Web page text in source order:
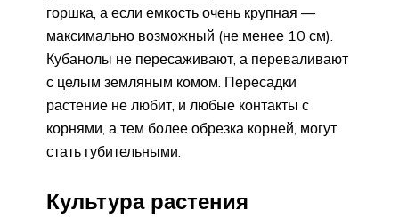
горшка, а если емкость очень крупная —
максимально возможный (не менее 10 см).
Кубанолы не пересаживают, а переваливают
с целым земляным комом. Пересадки
растение не любит, и любые контакты с
корнями, а тем более обрезка корней, могут
стать губительными.
Культура растения